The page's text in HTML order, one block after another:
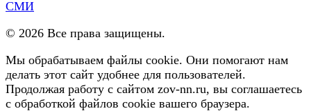
СМИ
© 2026 Все права защищены.
Мы обрабатываем файлы cookie. Они помогают нам
делать этот сайт удобнее для пользователей.
Продолжая работу с сайтом zov-nn.ru, вы соглашаетесь
с обработкой файлов cookie вашего браузера.